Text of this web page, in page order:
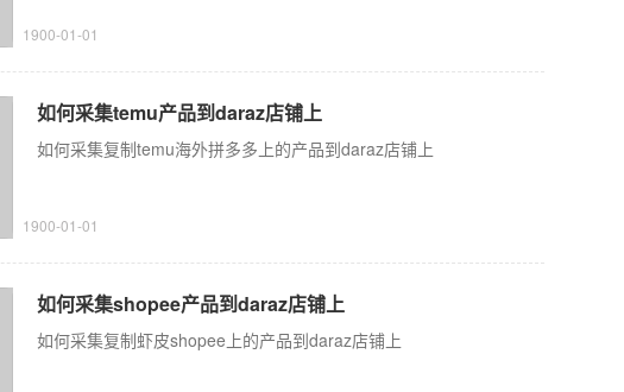
1900-01-01
如何采集temu产品到daraz店铺上
如何采集复制temu海外拼多多上的产品到daraz店铺上
1900-01-01
如何采集shopee产品到daraz店铺上
如何采集复制虾皮shopee上的产品到daraz店铺上